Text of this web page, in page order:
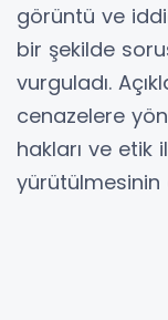
görüntü ve
bir şekilde
vurguladı.
cenazelere
hakları ve etik
yürütülmesinin